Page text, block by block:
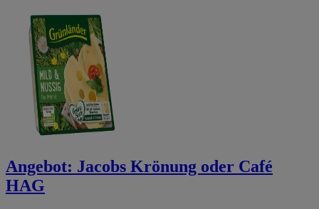
Angebot: Jacobs Krönung oder Café
HAG